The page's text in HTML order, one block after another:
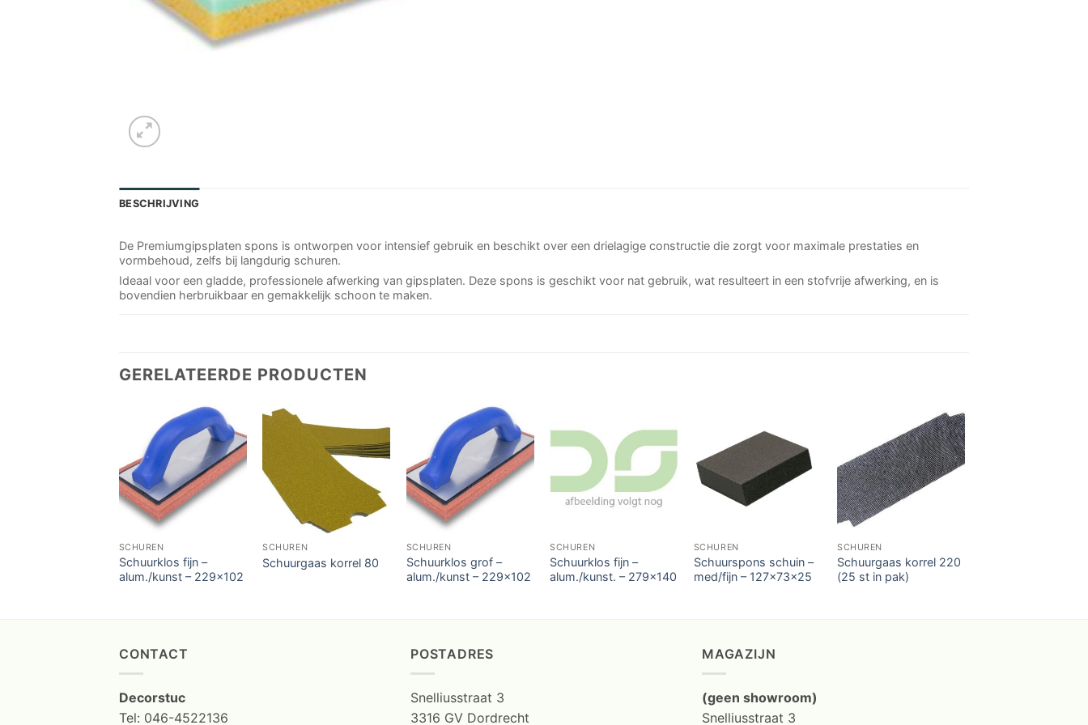
BESCHRIJVING
De Premiumgipsplaten spons is ontworpen voor intensief gebruik en beschikt over een drielagige constructie die zorgt voor maximale prestaties en
vormbehoud, zelfs bij langdurig schuren.
Ideaal voor een gladde, professionele afwerking van gipsplaten. Deze spons is geschikt voor nat gebruik, wat resulteert in een stofvrije afwerking, en is
bovendien herbruikbaar en gemakkelijk schoon te maken.
GERELATEERDE PRODUCTEN
SCHUREN
Schuurklos fijn –
alum./kunst – 229×102
SCHUREN
Schuurgaas korrel 80
SCHUREN
Schuurklos grof –
alum./kunst – 229×102
SCHUREN
Schuurklos fijn –
alum./kunst. – 279×140
SCHUREN
Schuurspons schuin –
med/fijn – 127x73x25
SCHUREN
Schuurgaas korrel 220
(25 st in pak)
CONTACT
Decorstuc
Tel: 046-4522136
POSTADRES
Snelliusstraat 3
3316 GV Dordrecht
MAGAZIJN
(geen showroom)
Snelliusstraat 3